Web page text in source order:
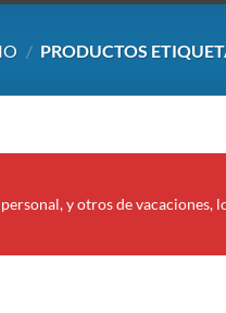
/ PRODUCTOS
y otros de